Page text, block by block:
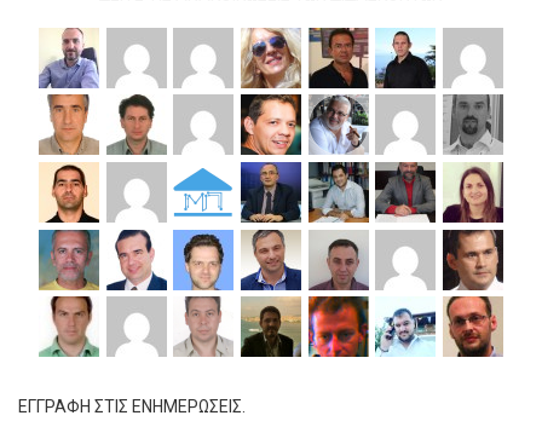
ΕΓΓΡΑΦΗ ΣΤΙΣ ΕΝΗΜΕΡΩΣΕΙΣ.